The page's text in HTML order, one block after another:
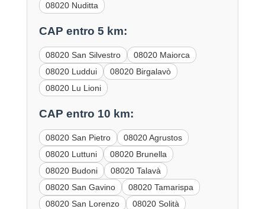
08020 Nuditta
CAP entro 5 km:
08020 San Silvestro
08020 Maiorca
08020 Luddui
08020 Birgalavò
08020 Lu Lioni
CAP entro 10 km:
08020 San Pietro
08020 Agrustos
08020 Luttuni
08020 Brunella
08020 Budoni
08020 Talavà
08020 San Gavino
08020 Tamarispa
08020 San Lorenzo
08020 Solità